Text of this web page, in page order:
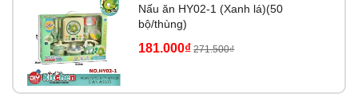
Nấu ăn HY02-1 (Xanh lá)(50
bộ/thùng)
181.000₫ 271.500₫